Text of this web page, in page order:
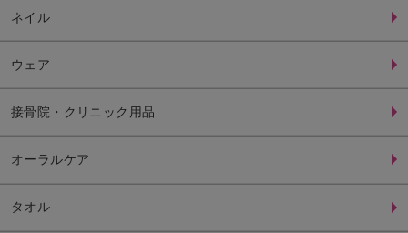
ネイル
ウェア
接骨院・クリニック用品
オーラルケア
タオル